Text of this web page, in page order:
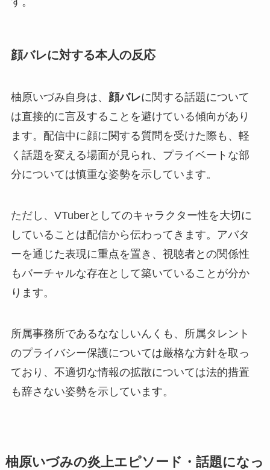
顔バレに対する本人の反応
柚原いづみ自身は、 顔バレに関する話題について
は直接的に言及することを避けている傾向があり
ます。配信中に顔に関する質問を受けた際も、軽
く話題を変える場面が見られ、プライベートな部
分については慎重な姿勢を示しています。
ただし、VTuberとしてのキャラクター性を大切に
していることは配信から伝わってきます。アバタ
ーを通じた表現に重点を置き、視聴者との関係性
もバーチャルな存在として築いていることが分か
ります。
所属事務所であるななしいんくも、所属タレント
のプライバシー保護については厳格な方針を取っ
ており、不適切な情報の拡散については法的措置
も辞さない姿勢を示しています。
柚原いづみの炎上エピソード・話題になっ